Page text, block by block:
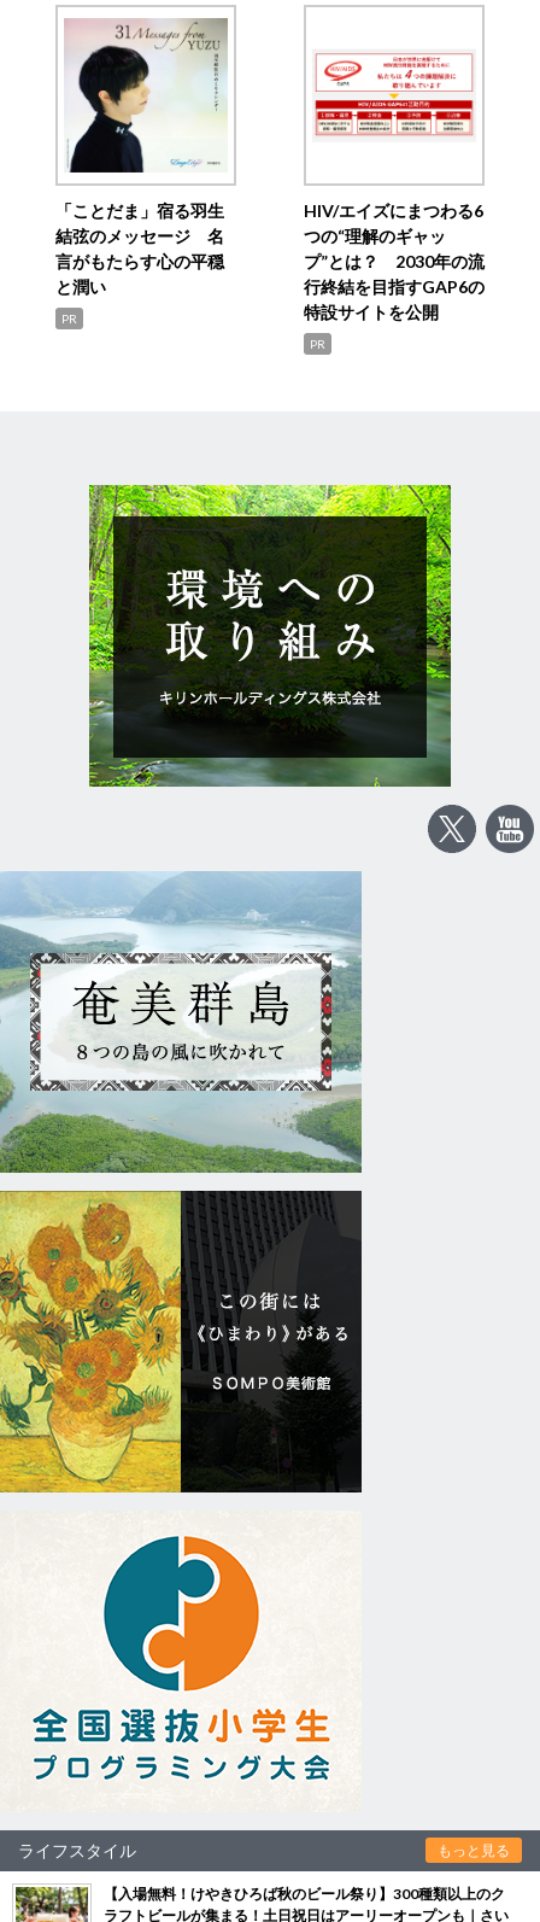
「ことだま」宿る羽生
結弦のメッセージ 名
言がもたらす心の平穏
と潤い
PR
HIV/エイズにまつわる6
つの“理解のギャッ
プ”とは？ 2030年の流
行終結を目指すGAP6の
特設サイトを公開
PR
ライフスタイル もっと見る
【入場無料！けやきひろば秋のビール祭り】300種類以上のク
ラフトビールが集まる！土日祝日はアーリーオープンも｜さい